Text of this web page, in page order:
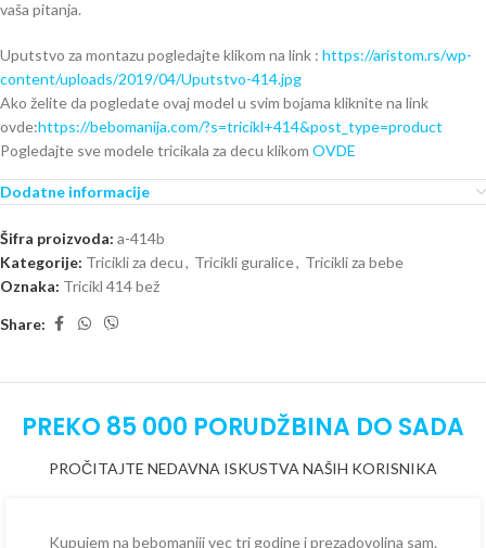
vaša pitanja.
Uputstvo za montazu pogledajte klikom na link : https://aristom.rs/wp-
content/uploads/2019/04/Uputstvo-414.jpg
Ako želite da pogledate ovaj model u svim bojama kliknite na link
ovde:https://bebomanija.com/?s=tricikl+414&post_type=product
Pogledajte sve modele tricikala za decu klikom OVDE
Dodatne informacije
Šifra proizvoda: a-414b
Kategorije: Tricikli za decu, Tricikli guralice, Tricikli za bebe
Oznaka: Tricikl 414 bež
Share:
PREKO 85 000 PORUDŽBINA DO SADA
PROČITAJTE NEDAVNA ISKUSTVA NAŠIH KORISNIKA
Kupujem na bebomaniji vec tri godine i prezadovoljna sam.